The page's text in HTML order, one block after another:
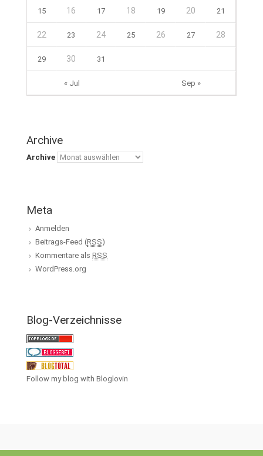
« Jul Sep »
15 16 17 18 19 20 21
22 23 24 25 26 27 28
29 30 31
Archive
Archive
Meta
Anmelden
Beitrags-Feed (RSS)
Kommentare als RSS
WordPress.org
Blog-Verzeichnisse
Follow my blog with Bloglovin